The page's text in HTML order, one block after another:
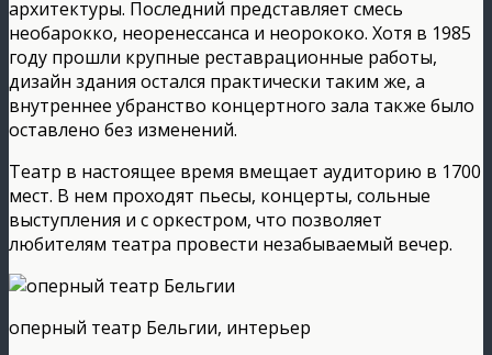
архитектуры. Последний представляет смесь
необарокко, неоренессанса и неорококо. Хотя в 1985
году прошли крупные реставрационные работы,
дизайн здания остался практически таким же, а
внутреннее убранство концертного зала также было
оставлено без изменений.
Театр в настоящее время вмещает аудиторию в 1700
мест. В нем проходят пьесы, концерты, сольные
выступления и с оркестром, что позволяет
любителям театра провести незабываемый вечер.
оперный театр Бельгии, интерьер